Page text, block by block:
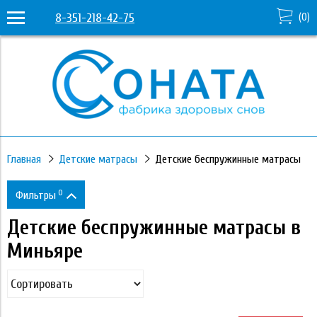
8-351-218-42-75 (0)
Главная Детские матрасы Детские беспружинные матрасы
Фильтры 0
Цена
Детские беспружинные матрасы в
Миньяре